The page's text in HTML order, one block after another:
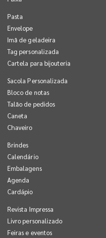
Pasta
Envelope
Imã de geladeira
Tag personalizada
Cartela para bijouteria
Sacola Personalizada
Bloco de notas
Talão de pedidos
Caneta
Chaveiro
Brindes
Calendário
Embalagens
Agenda
Cardápio
Revista Impressa
Livro personalizado
Feiras e eventos